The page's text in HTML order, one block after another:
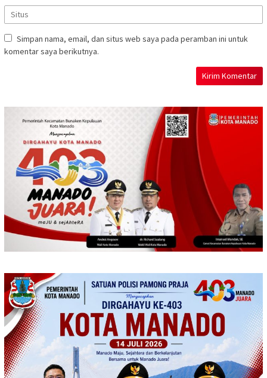
Simpan nama, email, dan situs web saya pada peramban ini untuk
komentar saya berikutnya.